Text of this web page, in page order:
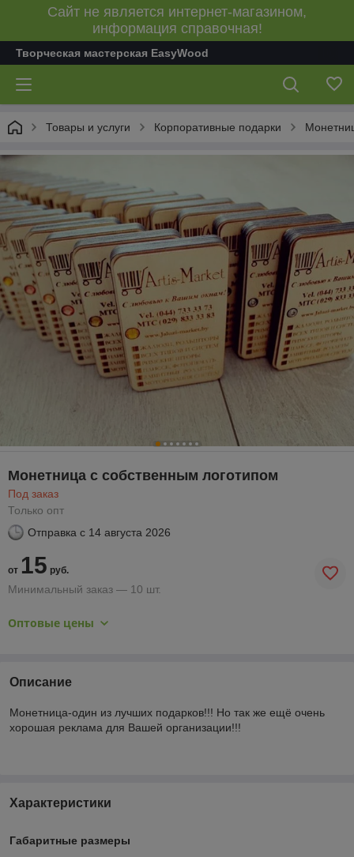
Сайт не является интернет-магазином,
информация справочная!
Творческая мастерская EasyWood
Товары и услуги Корпоративные подарки
Монетница с собственным логотипом
Под заказ
Только опт
Отправка с 14 августа 2026
от 15 руб.
Минимальный заказ — 10 шт.
Оптовые цены
Описание
Монетница-один из лучших подарков!!! Но так же ещё очень
хорошая реклама для Вашей организации!!!
Характеристики
Габаритные размеры